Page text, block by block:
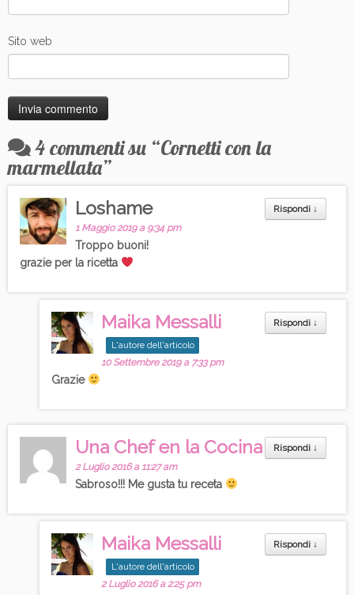
Sito web
4 commenti su “Cornetti con la
marmellata”
Rispondi ↓
Loshame
1 Maggio 2019 a 9:34 pm
Troppo buoni!
grazie per la ricetta
Rispondi ↓
Maika Messalli
L'autore dell'articolo
10 Settembre 2019 a 7:33 pm
Grazie
Rispondi ↓
Una Chef en la Cocina
2 Luglio 2016 a 11:27 am
Sabroso!!! Me gusta tu receta
Rispondi ↓
Maika Messalli
L'autore dell'articolo
2 Luglio 2016 a 2:25 pm